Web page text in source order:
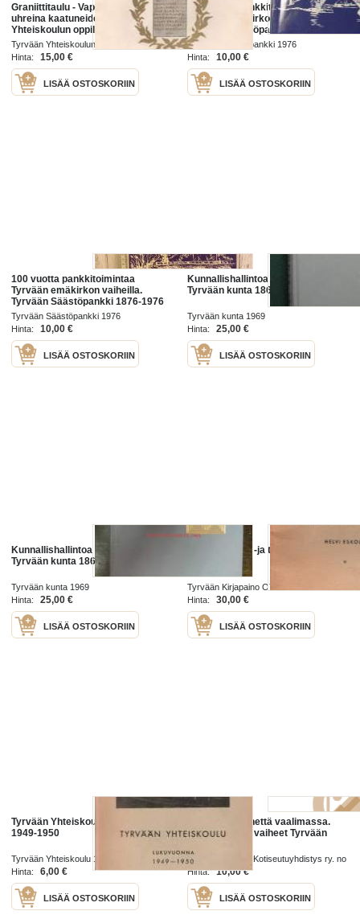
Graniittitaulu - Vapaussodan
uhreina kaatuneiden Tyrvään
Yhteiskoulun oppilaiden muistoksi.
Tyrvään Yhteiskoulun toverikunta 1939
Hinta:
15,00 €
LISÄÄ OSTOSKORIIN
100 vuotta pankkitoimintaa
Tyrvään emäkirkon vaiheilla.
Tyrvään Säästöpankki 1876-1976
Tyrvään Säästöpankki 1976
Hinta:
10,00 €
LISÄÄ OSTOSKORIIN
100 vuotta pankkitoimintaa
Tyrvään emäkirkon vaiheilla.
Tyrvään Säästöpankki 1876-1976
Tyrvään Säästöpankki 1976
Hinta:
10,00 €
LISÄÄ OSTOSKORIIN
Kunnallishallintoa kuttupitäjässä.
Tyrvään kunta 1869-1968
Tyrvään kunta 1969
Hinta:
25,00 €
LISÄÄ OSTOSKORIIN
Kunnallishallintoa kuttupitäjässä.
Tyrvään kunta 1869-1968
Tyrvään kunta 1969
Hinta:
25,00 €
LISÄÄ OSTOSKORIIN
Tyrvään kylän -ja talonnimistä III
Tyrvään Kirjapaino OY 1942
Hinta:
30,00 €
LISÄÄ OSTOSKORIIN
Tyrvään Yhteiskoulu Lukuvuonna
1949-1950
Tyrvään Yhteiskoulu 1950
Hinta:
6,00 €
LISÄÄ OSTOSKORIIN
Paikallisperinnettä vaalimassa.
Kotiseututyön vaiheet Tyrvään
seudulla
Tyrvään seudun Kotiseutuyhdistys ry. no
LIX 1982
Hinta: 10,00 €
LISÄÄ OSTOSKORIIN